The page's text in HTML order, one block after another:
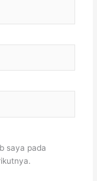
saya pada